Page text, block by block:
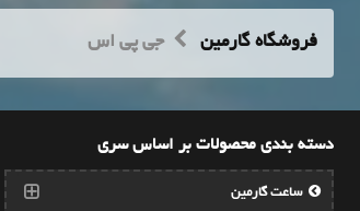
فروشگاه گارمین جی پی اس
دسته بندی محصولات بر اساس سری
ساعت گارمین